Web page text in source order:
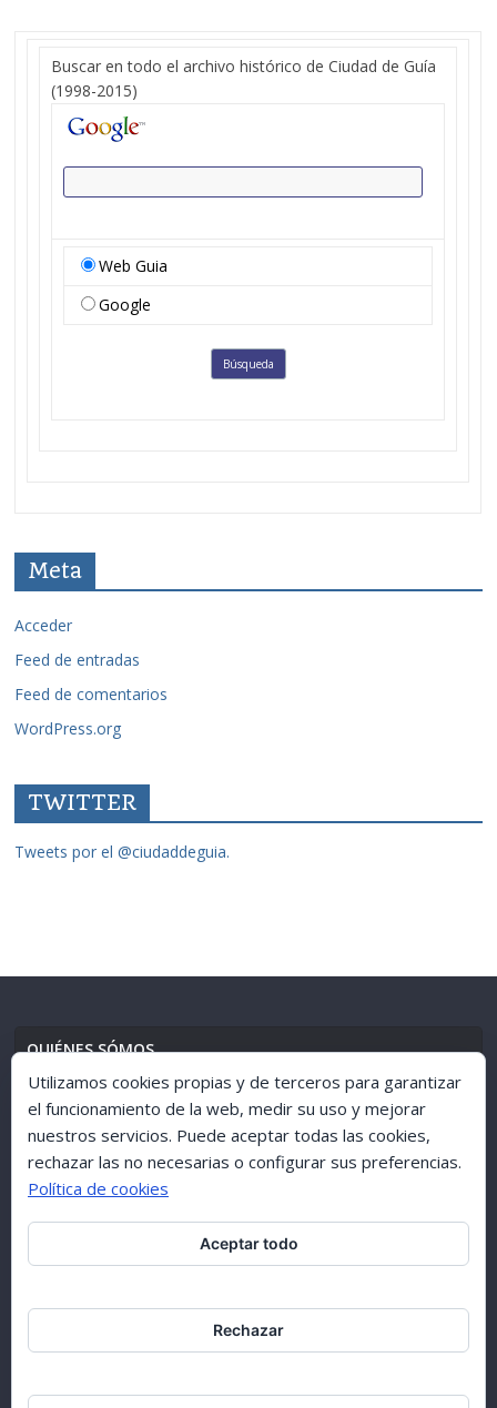
Buscar en todo el archivo histórico de Ciudad de Guía
(1998-2015)
Web Guia
Google
Meta
Acceder
Feed de entradas
Feed de comentarios
WordPress.org
TWITTER
Tweets por el @ciudaddeguia.
QUIÉNES SÓMOS
AVISO LEGAL// POLÍTICA DE PRIVACIDAD
ARCHIVO 1998-2015
Utilizamos cookies propias y de terceros para garantizar
el funcionamiento de la web, medir su uso y mejorar
nuestros servicios. Puede aceptar todas las cookies,
rechazar las no necesarias o configurar sus preferencias.
Política de cookies
Aceptar todo
Rechazar